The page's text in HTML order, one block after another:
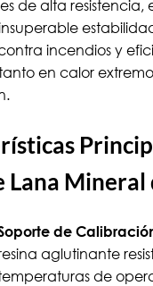
de alta resistencia,
incendios y
en calor
Lana Mineral
de
aglutinante
de